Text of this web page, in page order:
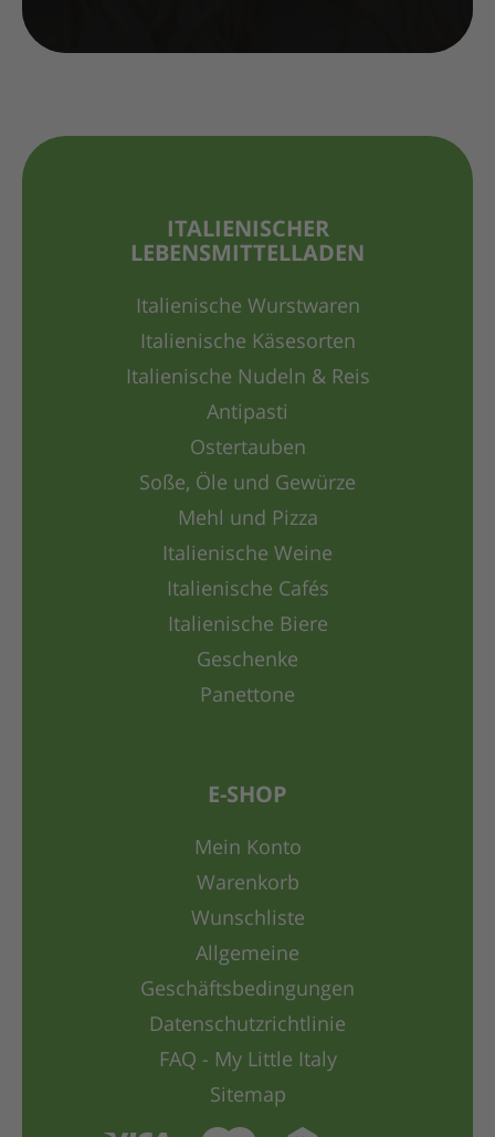
ITALIENISCHER
LEBENSMITTELLADEN
Italienische Wurstwaren
Italienische Käsesorten
Italienische Nudeln & Reis
Antipasti
Ostertauben
Soße, Öle und Gewürze
Mehl und Pizza
Italienische Weine
Italienische Cafés
Italienische Biere
Geschenke
Panettone
E-SHOP
Mein Konto
Warenkorb
Wunschliste
Allgemeine
Geschäftsbedingungen
Datenschutzrichtlinie
FAQ - My Little Italy
Sitemap